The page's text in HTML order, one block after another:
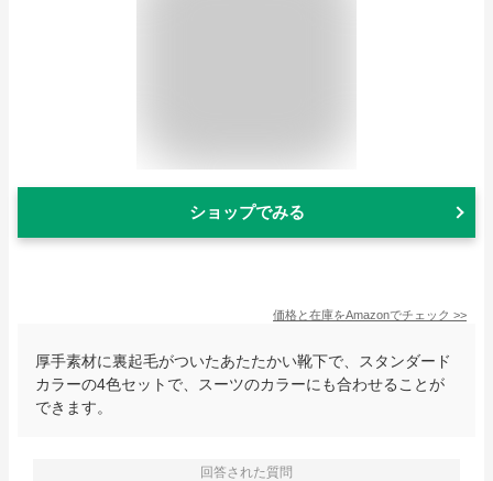
ショップでみる
価格と在庫をAmazonでチェック >>
厚手素材に裏起毛がついたあたたかい靴下で、スタンダード
カラーの4色セットで、スーツのカラーにも合わせることが
できます。
回答された質問